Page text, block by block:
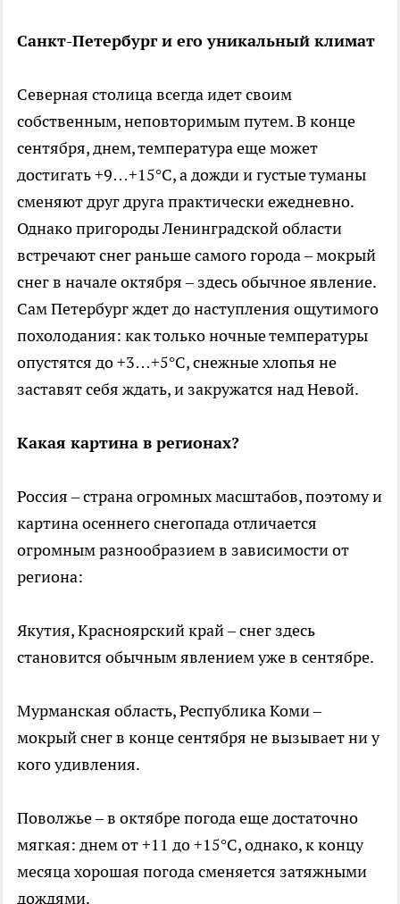
Санкт-Петербург и его уникальный климат
Северная столица всегда идет своим
собственным, неповторимым путем. В конце
сентября, днем, температура еще может
достигать +9…+15°C, а дожди и густые туманы
сменяют друг друга практически ежедневно.
Однако пригороды Ленинградской области
встречают снег раньше самого города – мокрый
снег в начале октября – здесь обычное явление.
Сам Петербург ждет до наступления ощутимого
похолодания: как только ночные температуры
опустятся до +3…+5°C, снежные хлопья не
заставят себя ждать, и закружатся над Невой.
Какая картина в регионах?
Россия – страна огромных масштабов, поэтому и
картина осеннего снегопада отличается
огромным разнообразием в зависимости от
региона:
Якутия, Красноярский край – снег здесь
становится обычным явлением уже в сентябре.
Мурманская область, Республика Коми –
мокрый снег в конце сентября не вызывает ни у
кого удивления.
Поволжье – в октябре погода еще достаточно
мягкая: днем от +11 до +15°C, однако, к концу
месяца хорошая погода сменяется затяжными
дождями.